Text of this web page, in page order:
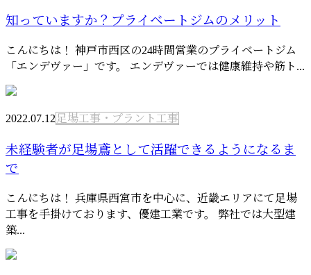
知っていますか？プライベートジムのメリット
こんにちは！ 神戸市西区の24時間営業のプライベートジム
「エンデヴァー」です。 エンデヴァーでは健康維持や筋ト...
2022.07.12 足場工事・プラント工事
未経験者が足場鳶として活躍できるようになるま
で
こんにちは！ 兵庫県西宮市を中心に、近畿エリアにて足場
工事を手掛けております、優建工業です。 弊社では大型建
築...